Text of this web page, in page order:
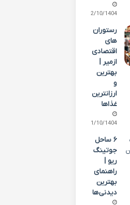
02/10/1404
رستوران
های
اقتصادی
ازمیر |
بهترین
و
ارزانترین
غذاها
01/10/1404
۶ ساحل
جوتینگ
ریو |
راهنمای
بهترین
دیدنی‌ها